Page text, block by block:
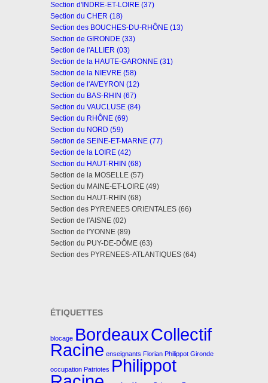
Section d'INDRE-ET-LOIRE (37)
Section du CHER (18)
Section des BOUCHES-DU-RHÔNE (13)
Section de GIRONDE (33)
Section de l'ALLIER (03)
Section de la HAUTE-GARONNE (31)
Section de la NIEVRE (58)
Section de l'AVEYRON (12)
Section du BAS-RHIN (67)
Section du VAUCLUSE (84)
Section du RHÔNE (69)
Section du NORD (59)
Section de SEINE-ET-MARNE (77)
Section de la LOIRE (42)
Section du HAUT-RHIN (68)
Section de la MOSELLE (57)
Section du MAINE-ET-LOIRE (49)
Section du HAUT-RHIN (68)
Section des PYRENEES ORIENTALES (66)
Section de l'AISNE (02)
Section de l'YONNE (89)
Section du PUY-DE-DÔME (63)
Section des PYRENEES-ATLANTIQUES (64)
ÉTIQUETTES
blocage BordeauxCollectif
Racine enseignants Florian Philippot Gironde
occupation Patriotes Philippot